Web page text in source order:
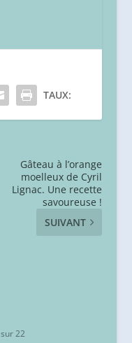
TAUX:
Gâteau à l’orange
moelleux de Cyril
Lignac. Une recette
savoureuse !
SUIVANT
sur 22